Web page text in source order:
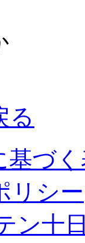
る
基づ
リシー
ン十